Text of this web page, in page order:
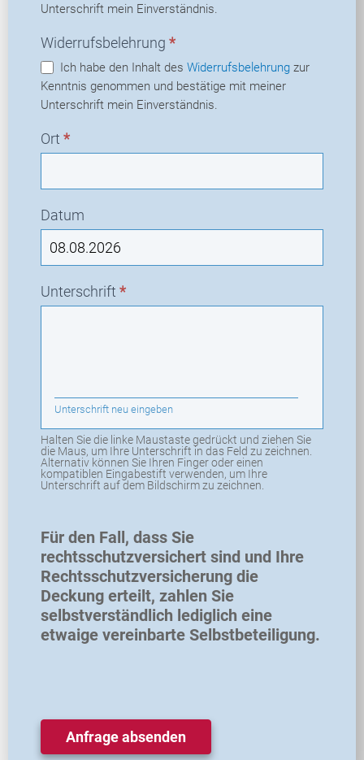
Unterschrift mein Einverständnis.
Widerrufsbelehrung *
Ich habe den Inhalt des Widerrufsbelehrung
Kenntnis genommen und bestätige mit meiner
Unterschrift mein Einverständnis.
Ort *
Datum
Unterschrift *
Unterschrift neu eingeben
Halten Sie die linke Maustaste gedrückt und ziehen Sie
die Maus, um Ihre Unterschrift in das Feld zu zeichnen.
Alternativ können Sie Ihren Finger oder einen
kompatiblen Eingabestift verwenden, um Ihre
Unterschrift auf dem Bildschirm zu zeichnen.
Für den Fall, dass Sie
rechtsschutzversichert sind und Ihre
Rechtsschutzversicherung die
Deckung erteilt, zahlen Sie
selbstverständlich lediglich eine
etwaige vereinbarte Selbstbeteiligung.
Anfrage absenden